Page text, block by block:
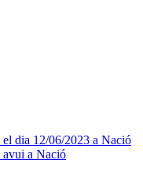
el dia 12/06/2023 a Nació
avui a Nació